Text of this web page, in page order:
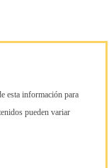
esta información para
pueden variar